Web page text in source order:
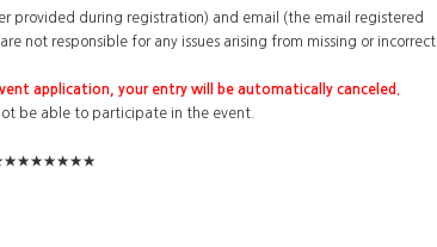
provided during registration) and email (the email registered
not responsible for any issues arising from missing or incorrect
application, your entry will be automatically canceled.
be able to participate in the event.